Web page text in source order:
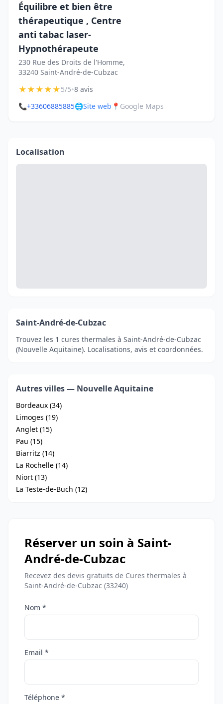
Équilibre et bien être
thérapeutique , Centre
anti tabac laser-
Hypnothérapeute
230 Rue des Droits de l'Homme,
33240 Saint-André-de-Cubzac
★★★★★5/5•8 avis
📞+33606885885🌐Site web 📍 Google Maps
Localisation
Saint-André-de-Cubzac
Trouvez les 1 cures thermales à Saint-André-de-Cubzac
(Nouvelle Aquitaine). Localisations, avis et coordonnées.
Autres villes — Nouvelle Aquitaine
Bordeaux (34)
Limoges (19)
Anglet (15)
Pau (15)
Biarritz (14)
La Rochelle (14)
Niort (13)
La Teste-de-Buch (12)
Réserver un soin à Saint-
André-de-Cubzac
Recevez des devis gratuits de Cures thermales à
Saint-André-de-Cubzac (33240)
Nom *
Email *
Téléphone *